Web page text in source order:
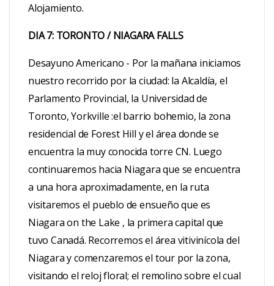
Alojamiento.
DIA 7: TORONTO / NIAGARA FALLS
Desayuno Americano - Por la mañana iniciamos
nuestro recorrido por la ciudad: la Alcaldía, el
Parlamento Provincial, la Universidad de
Toronto, Yorkville :el barrio bohemio, la zona
residencial de Forest Hill y el área donde se
encuentra la muy conocida torre CN. Luego
continuaremos hacia Niagara que se encuentra
a una hora aproximadamente, en la ruta
visitaremos el pueblo de ensueño que es
Niagara on the Lake , la primera capital que
tuvo Canadá. Recorremos el área vitivinícola del
Niagara y comenzaremos el tour por la zona,
visitando el reloj floral; el remolino sobre el cual